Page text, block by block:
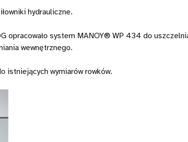
hydrauliczne.
opracowało system MANOY® WP 434 do
wewnętrznego.
istniejących wymiarów rowków.